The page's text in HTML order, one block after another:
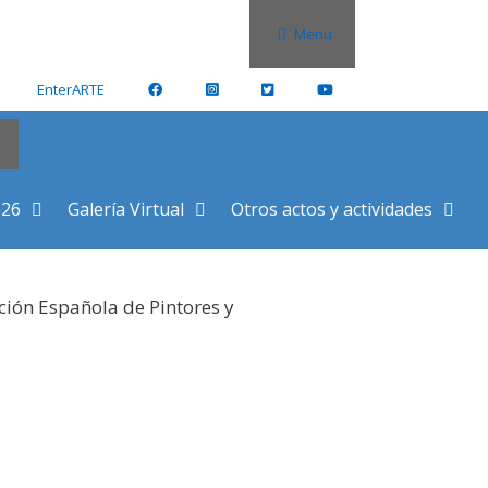
Menu
EnterARTE
Galería Virtual Otros actos y actividades
Española de Pintores y